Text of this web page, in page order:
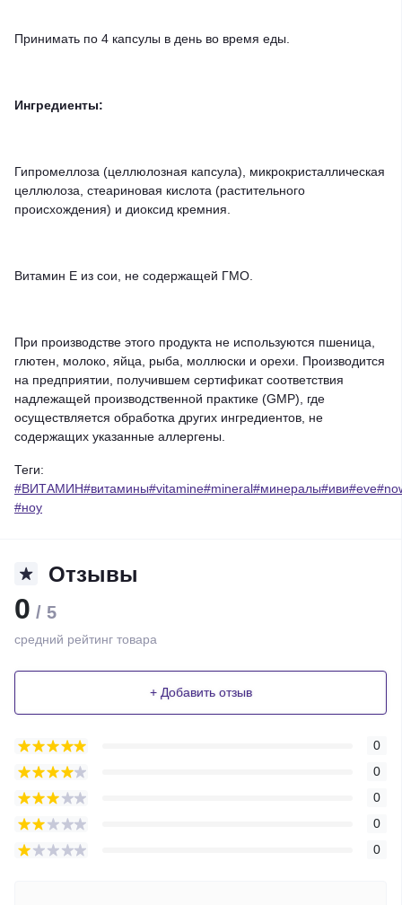
Принимать по 4 капсулы в день во время еды.
Ингредиенты:
Гипромеллоза (целлюлозная капсула),
микрокристаллическая
целлюлоза, стеариновая кислота (растительного
происхождения) и диоксид кремния.
Витамин E из сои, не содержащей ГМО.
При производстве этого продукта не используются пшеница,
глютен,
молоко, яйца, рыба, моллюски и орехи.
Производится
на предприятии, получившем сертификат соответствия
надлежащей производственной практике (GMP),
где
осуществляется обработка других ингредиентов, не
содержащих указанные аллергены.
Теги:
#ноу
Отзывы
0 / 5
средний рейтинг товара
+ Добавить отзыв
0
0
0
0
0